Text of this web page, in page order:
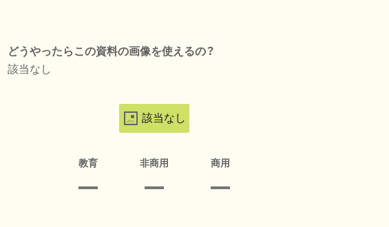
どうやったらこの資料の画像を使えるの？
該当なし
該当なし
教育 非商用 商用